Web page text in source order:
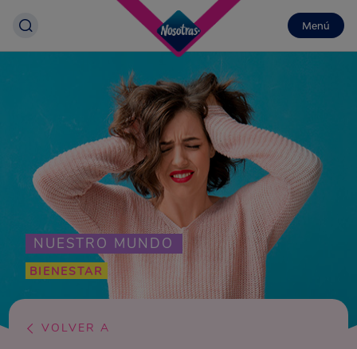
Menú
NUESTRO MUNDO
BIENESTAR
VOLVER A